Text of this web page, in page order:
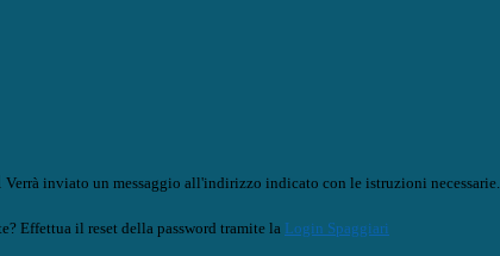
Verrà inviato un messaggio all'indirizzo indicato con le istruzioni necessarie.
Effettua il reset della password tramite la Login Spaggiari